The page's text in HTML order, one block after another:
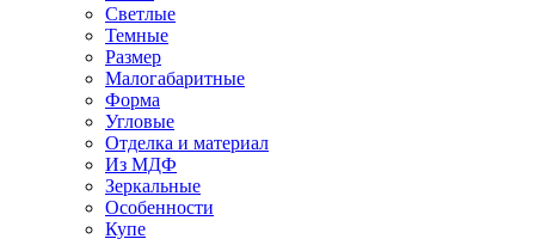
Светлые
Темные
Размер
Малогабаритные
Форма
Угловые
Отделка и материал
Из МДФ
Зеркальные
Особенности
Купе